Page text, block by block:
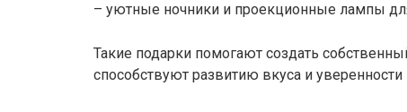
– уютные ночники и проекционные лампы
Такие подарки помогают создать
способствуют развитию вкуса и уверенности